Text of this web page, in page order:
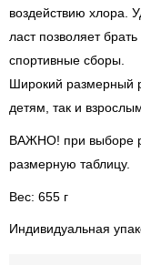
воздействию хлора.
ласт позволяет
спортивные сборы.
Широкий размерный
детям, так и
ВАЖНО! при выборе
размерную таблицу.
Вес: 655 г
Индивидуальная